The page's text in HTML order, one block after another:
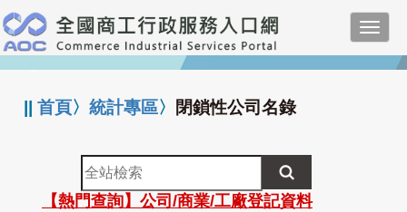
跳
到
主
要
:::
||首頁〉統計專區〉 閉鎖性公司名錄
全
站
檢
【熱門查詢】公司/商業/工廠登記資料